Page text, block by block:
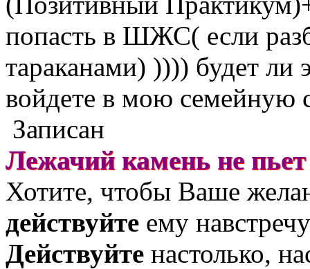
попасть в ШЖС( если
тараканами) )))) будет ли
войдете в мою семейную
Записан
Лежачий камень не
Хотите, чтобы Ваше
действуйте ему
Действуйте настолько,